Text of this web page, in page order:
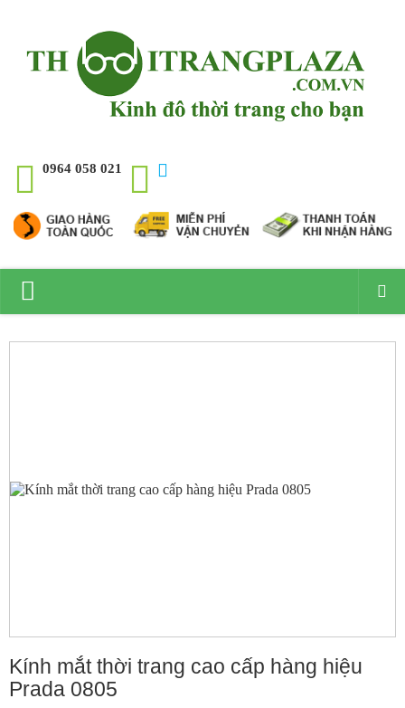
0964 058 021
Đồng hồ Longines
Đồng hồ Cartier
Đồng hồ Casio
Đồng hồ Armani
Kính mắt thời trang cao cấp hàng hiệu
Prada 0805